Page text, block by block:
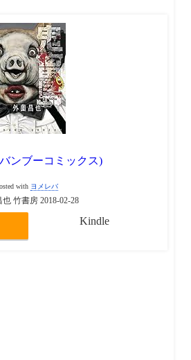
ンブーコミックス)
with ヨメレバ
竹書房 2018-02-28
Kindle